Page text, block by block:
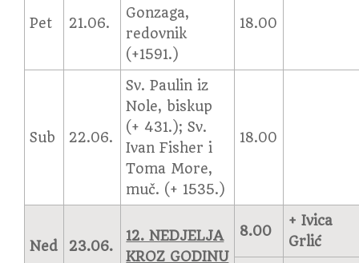
Pet 21.06.
Gonzaga,
redovnik
(+1591.)
18.00
Sub 22.06.
Sv. Paulin iz
Nole, biskup
(+ 431.); Sv.
Ivan Fisher i
Toma More,
muč. (+ 1535.)
18.00
Ned 23.06.
12. NEDJELJA
KROZ GODINU
8.00
+ Ivica
Grlić